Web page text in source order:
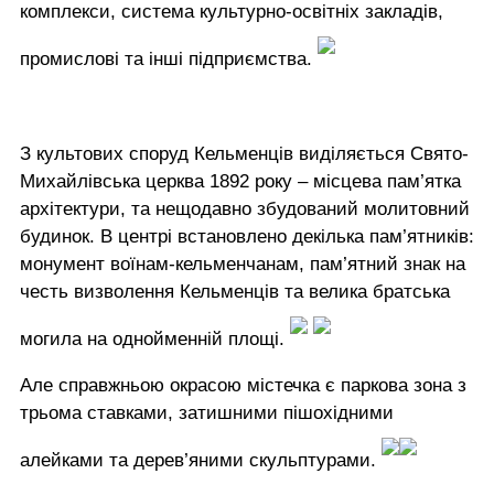
комплекси, система культурно-освітніх закладів,
промислові та інші підприємства.
З культових споруд Кельменців виділяється Свято-
Михайлівська церква 1892 року – місцева пам’ятка
архітектури, та нещодавно збудований молитовний
будинок. В центрі встановлено декілька пам’ятників:
монумент воїнам-кельменчанам, пам’ятний знак на
честь визволення Кельменців та велика братська
могила на однойменній площі.
Але справжньою окрасою містечка є паркова зона з
трьома ставками, затишними пішохідними
алейками та дерев’яними скульптурами.